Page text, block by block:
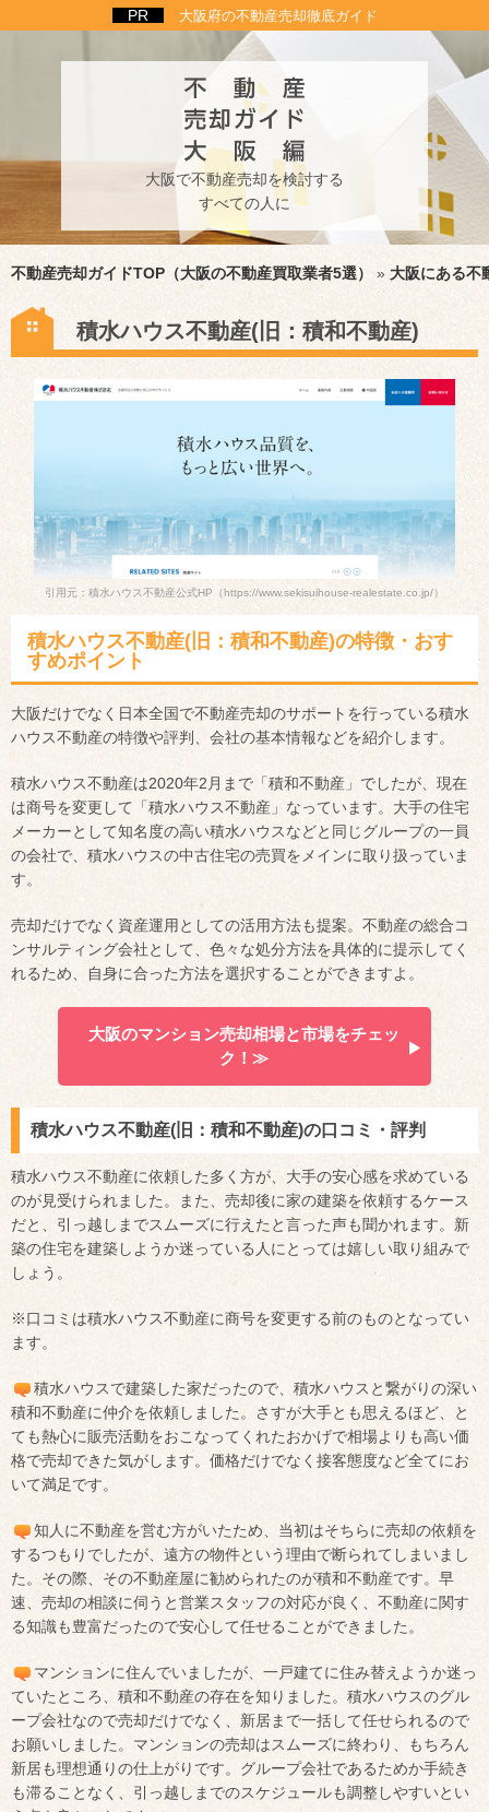
大阪府の不動産売却徹底ガイド
大阪で不動産売却を検討する
すべての人に
不動産売却ガイドTOP（大阪の不動産買取業者5選） » 大阪にある不
積水ハウス不動産(旧：積和不動産)
引用元：積水ハウス不動産公式HP （https://www.sekisuihouse-realestate.co.jp/）
積水ハウス不動産(旧：積和不動産)の特徴・おす
すめポイント
大阪だけでなく日本全国で不動産売却のサポートを行っている積水
ハウス不動産の特徴や評判、会社の基本情報などを紹介します。
積水ハウス不動産は2020年2月まで「積和不動産」でしたが、現在
は商号を変更して「積水ハウス不動産」なっています。大手の住宅
メーカーとして知名度の高い積水ハウスなどと同じグループの一員
の会社で、積水ハウスの中古住宅の売買をメインに取り扱っていま
す。
売却だけでなく資産運用としての活用方法も提案。不動産の総合コ
ンサルティング会社として、色々な処分方法を具体的に提示してく
れるため、自身に合った方法を選択することができますよ。
大阪のマンション売却相場と市場をチェッ
ク！≫
積水ハウス不動産(旧：積和不動産)の口コミ・評判
積水ハウス不動産に依頼した多く方が、大手の安心感を求めている
のが見受けられました。また、売却後に家の建築を依頼するケース
だと、引っ越しまでスムーズに行えたと言った声も聞かれます。新
築の住宅を建築しようか迷っている人にとっては嬉しい取り組みで
しょう。
※口コミは積水ハウス不動産に商号を変更する前のものとなってい
ます。
積水ハウスで建築した家だったので、積水ハウスと繋がりの深い
積和不動産に仲介を依頼しました。さすが大手とも思えるほど、と
ても熱心に販売活動をおこなってくれたおかげで相場よりも高い価
格で売却できた気がします。価格だけでなく接客態度など全てにお
いて満足です。
知人に不動産を営む方がいたため、当初はそちらに売却の依頼を
するつもりでしたが、遠方の物件という理由で断られてしまいまし
た。その際、その不動産屋に勧められたのが積和不動産です。早
速、売却の相談に伺うと営業スタッフの対応が良く、不動産に関す
る知識も豊富だったので安心して任せることができました。
マンションに住んでいましたが、一戸建てに住み替えようか迷っ
ていたところ、積和不動産の存在を知りました。積水ハウスのグル
ープ会社なので売却だけでなく、新居まで一括して任せられるので
お願いしました。マンションの売却はスムーズに終わり、もちろん
新居も理想通りの仕上がりです。グループ会社であるためか手続き
も滞ることなく、引っ越しまでのスケジュールも調整しやすいとい